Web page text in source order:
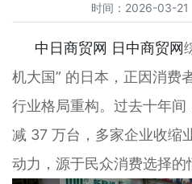
时间：2026-03-
中日商贸网 日中商贸网
机大国” 的日本，正因消费
行业格局重构。过去十年
减 37 万台，多家企业收缩
动力，源于民众消费选择的